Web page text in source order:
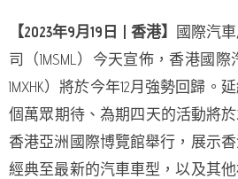
【2023年9月19日 | 香港】
國際汽
司（IMSML）今天宣佈，香港國際
IMXHK）將於今年12月強勢回歸。
個萬眾期待、為期四天的活動將於
香港亞洲國際博覽館舉行，展示
經典至最新的汽車車型，以及其